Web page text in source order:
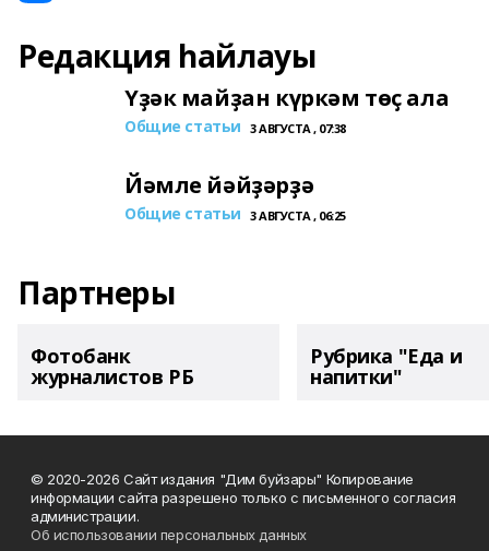
Редакция һайлауы
Үҙәк майҙан күркәм төҫ ала
Общие статьи 3 АВГУСТА , 07:38
Йәмле йәйҙәрҙә
Общие статьи 3 АВГУСТА , 06:25
Партнеры
Фотобанк
журналистов РБ
Рубрика "Еда и
напитки"
© 2020-2026 Сайт издания "Дим буйзары" Копирование
информации сайта разрешено только с письменного согласия
администрации.
Об использовании персональных данных